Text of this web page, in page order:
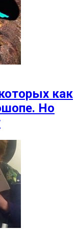
как
Но